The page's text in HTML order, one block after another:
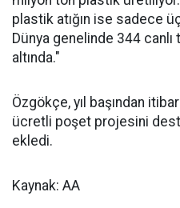
plastik atığın ise sadece
Dünya genelinde 344
altında."
Özgökçe, yıl başından
ücretli poşet projesini
ekledi.
Kaynak: AA